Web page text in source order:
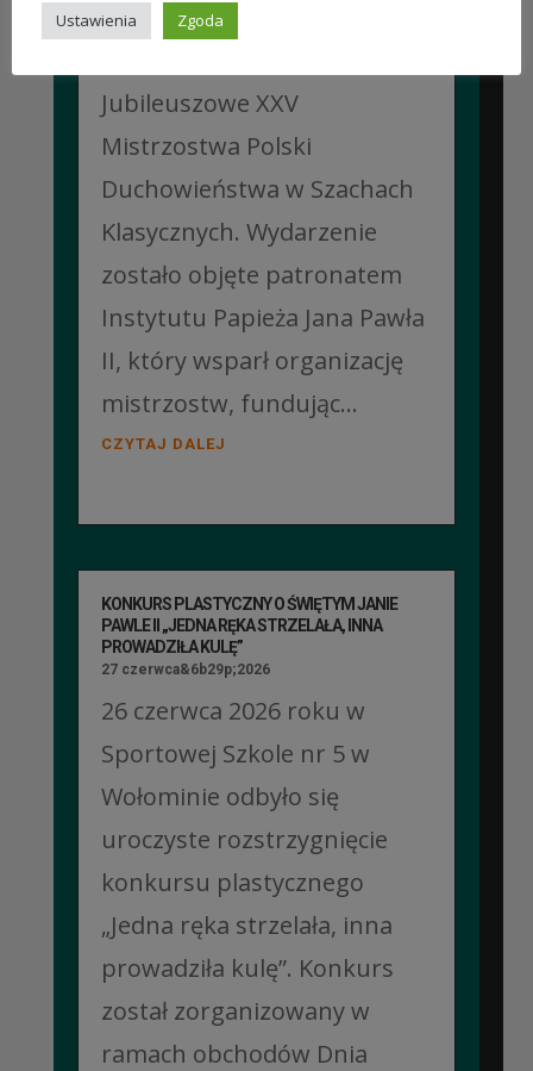
Collegium Marianum w
Jubileuszowe XXV
Mistrzostwa Polski
Duchowieństwa w Szachach
Klasycznych. Wydarzenie
zostało objęte patronatem
Instytutu Papieża Jana Pawła
II, który wsparł organizację
mistrzostw, fundując...
CZYTAJ DALEJ
KONKURS PLASTYCZNY O ŚWIĘTYM JANIE
PAWLE II „JEDNA RĘKA STRZELAŁA, INNA
PROWADZIŁA KULĘ”
27 czerwca&6b29p;2026
26 czerwca 2026 roku w
Sportowej Szkole nr 5 w
Wołominie odbyło się
uroczyste rozstrzygnięcie
konkursu plastycznego
„Jedna ręka strzelała, inna
prowadziła kulę”. Konkurs
został zorganizowany w
ramach obchodów Dnia
Ustawienia Zgoda